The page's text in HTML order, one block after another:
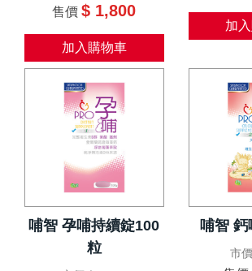
售價 $ 1,800
加入購物車
加
哺智 孕哺持續錠100
粒
哺智 鈣
市價